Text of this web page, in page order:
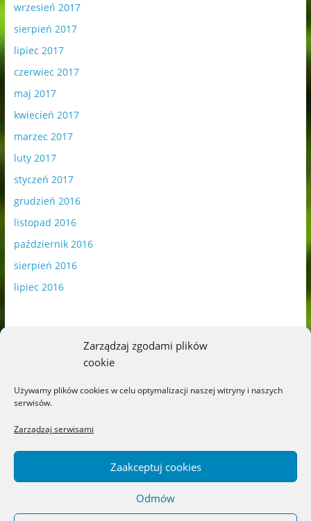
Zarządzaj zgodami plików
cookie
Używamy plików cookies w celu optymalizacji naszej witryny i naszych
serwisów.
Zarządzaj serwisami
Zaakceptuj cookies
Odmów
wrzesień 2017
sierpień 2017
lipiec 2017
czerwiec 2017
maj 2017
kwiecień 2017
marzec 2017
luty 2017
styczeń 2017
grudzień 2016
listopad 2016
październik 2016
sierpień 2016
lipiec 2016
Blog o książkach dla dzieci i młodzieży –
recenzje i rekomendacje. All rights reserved.